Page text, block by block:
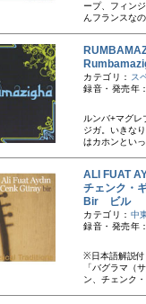
ープ、フィン
んフランスな
カテゴリ： ス
録音・発売年
ルンバ+マグレ
ジガ。いきな
はカホンとい
ALI FUAT
チェンク・
Bir ビル
カテゴリ： 中
録音・発売年
※日本語解説付
「バグラマ（
ン、チェンク